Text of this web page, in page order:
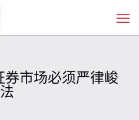
市场必须严律峻
法